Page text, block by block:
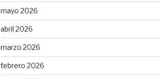
mayo 2026
abril 2026
marzo 2026
febrero 2026